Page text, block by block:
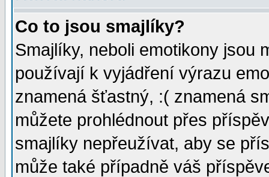
Co to jsou smajlíky?
Smajlíky, neboli emotikony jsou
používají k vyjádření výrazu
znamená šťastný, :( znamená
můžete prohlédnout přes
smajlíky nepřeužívat, aby se
může také případně váš